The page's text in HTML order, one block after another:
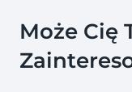
Może Cię